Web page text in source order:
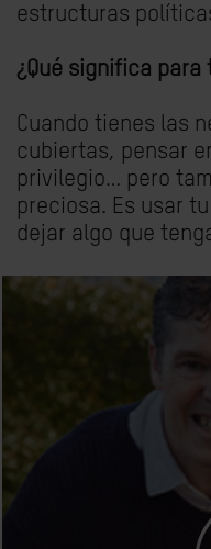
estructuras
¿Qué significa
Cuando tienes las
cubiertas, pensar
privilegio… pero
preciosa. Es usar
dejar algo que